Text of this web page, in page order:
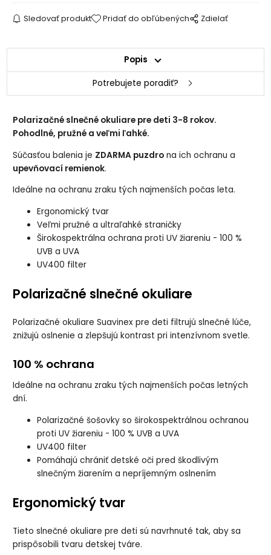
Sledovať produkt Pridať do obľúbených Zdielať
Popis
Potrebujete poradiť?
Polarizačné slnečné okuliare pre deti 3-8 rokov.
Pohodlné, pružné a veľmi ľahké.
Súčasťou balenia je ZDARMA puzdro na ich ochranu a
upevňovací remienok.
Ideálne na ochranu zraku tých najmenších počas leta.
Ergonomický tvar
Veľmi pružné a ultraľahké straničky
Širokospektrálna ochrana proti UV žiareniu - 100 %
UVB a UVA
UV400 filter
Polarizačné slnečné okuliare
Polarizačné okuliare Suavinex pre deti filtrujú slnečné lúče,
znižujú oslnenie a zlepšujú kontrast pri intenzívnom svetle.
100 % ochrana
Ideálne na ochranu zraku tých najmenších počas letných
dní.
Polarizačné šošovky so širokospektrálnou ochranou
proti UV žiareniu - 100 % UVB a UVA
UV400 filter
Pomáhajú chrániť detské oči pred škodlivým
slnečným žiarením a nepríjemným oslnením
Ergonomický tvar
Tieto slnečné okuliare pre deti sú navrhnuté tak, aby sa
prispôsobili tvaru detskej tváre.